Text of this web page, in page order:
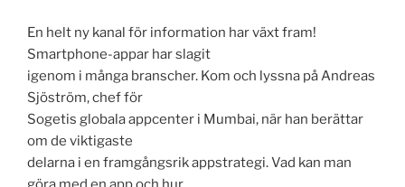
En helt ny kanal för information har växt fram!
Smartphone-appar har slagit
igenom i många branscher. Kom och lyssna på Andreas
Sjöström, chef för
Sogetis globala appcenter i Mumbai, när han berättar
om de viktigaste
delarna i en framgångsrik appstrategi. Vad kan man